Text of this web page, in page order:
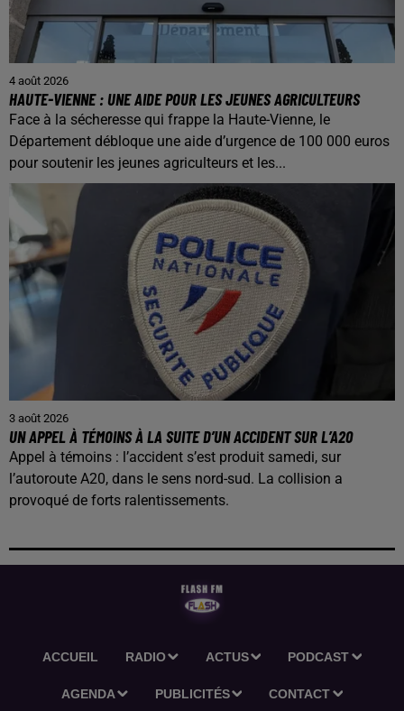
4 août 2026
HAUTE-VIENNE : UNE AIDE POUR LES JEUNES AGRICULTEURS
Face à la sécheresse qui frappe la Haute-Vienne, le
Département débloque une aide d’urgence de 100 000 euros
pour soutenir les jeunes agriculteurs et les...
3 août 2026
UN APPEL À TÉMOINS À LA SUITE D’UN ACCIDENT SUR L’A20
Appel à témoins : l’accident s’est produit samedi, sur
l’autoroute A20, dans le sens nord-sud. La collision a
provoqué de forts ralentissements.
ACCUEIL RADIO ACTUS PODCAST
AGENDA PUBLICITÉS CONTACT